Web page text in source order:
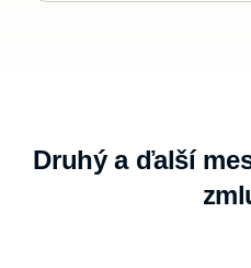
Druhý a ďalší